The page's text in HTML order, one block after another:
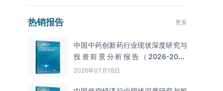
热销报告 更多
中国中药创新药行业现状深度研究与
投资前景分析报告（2026-2033
年）
2026年07月18日